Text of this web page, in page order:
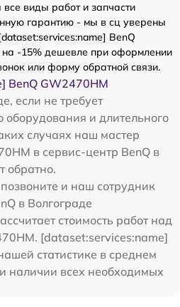
виды работ и запчасти
гарантию - мы в сц уверены
BenQ
на -15% дешевле при оформлении
или форму обратной связи.
BenQ GW2470HM
если не требует
оборудования и длительного
случаях наш мастер
в сервис-центр BenQ в
обратно.
и наш сотрудник
в Волгограде
стоимость работ над
[dataset:services:name]
статистике в среднем
наличии всех необходимых